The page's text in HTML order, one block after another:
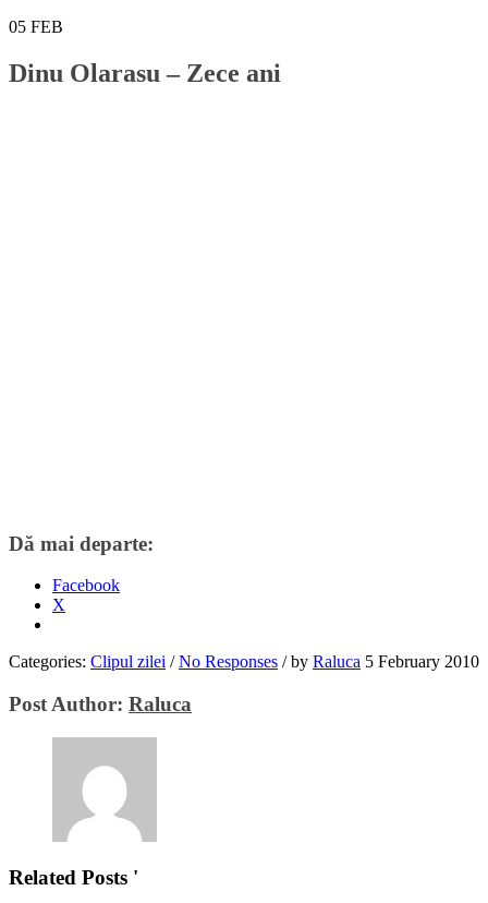
05 FEB
Dinu Olarasu – Zece ani
Dă mai departe:
Facebook
X
Categories: Clipul zilei / No Responses /by Raluca 5 February 2010
Post Author: Raluca
Related Posts '